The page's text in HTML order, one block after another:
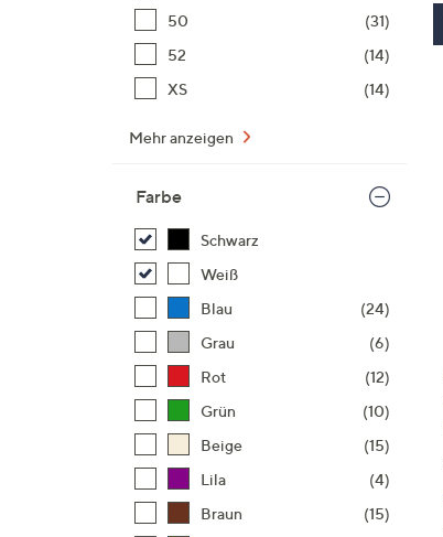
50
(31)
52
(14)
XS
(14)
Mehr anzeigen
Farbe
Schwarz
Weiß
Blau
(24)
Grau
(6)
Rot
(12)
Grün
(10)
Beige
(15)
Lila
(4)
Braun
(15)